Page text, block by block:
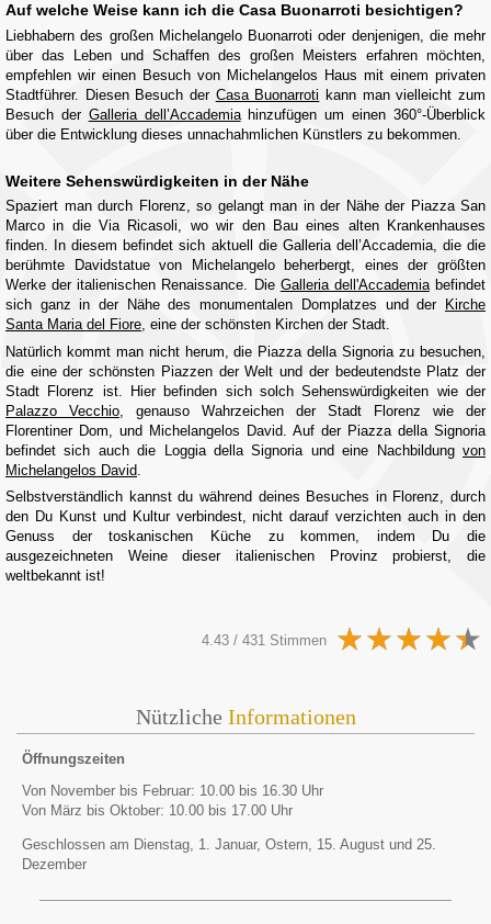
Auf welche Weise kann ich die Casa Buonarroti besichtigen?
Liebhabern des großen Michelangelo Buonarroti oder denjenigen, die mehr
über das Leben und Schaffen des großen Meisters erfahren möchten,
empfehlen wir einen Besuch von Michelangelos Haus mit einem privaten
Stadtführer. Diesen Besuch der Casa Buonarroti kann man vielleicht zum
Besuch der Galleria dell’Accademiahinzufügen um einen 360°-Überblick
über die Entwicklung dieses unnachahmlichen Künstlers zu bekommen.
Weitere Sehenswürdigkeiten in der Nähe
Spaziert man durch Florenz, so gelangt man in der Nähe der Piazza San
Marco in die Via Ricasoli, wo wir den Bau eines alten Krankenhauses
finden. In diesem befindet sich aktuell die Galleria dell’Accademia, die die
berühmte Davidstatue von Michelangelo beherbergt, eines der größten
Werke der italienischen Renaissance. Die Galleria dell'Accademiabefindet
sich ganz in der Nähe des monumentalen Domplatzes und der Kirche
Santa Maria del Fiore, eine der schönsten Kirchen der Stadt.
Natürlich kommt man nicht herum, die Piazza della Signoria zu besuchen,
die eine der schönsten Piazzen der Welt und der bedeutendste Platz der
Stadt Florenz ist. Hier befinden sich solch Sehenswürdigkeiten wie der
Palazzo Vecchio , genauso Wahrzeichen der Stadt Florenz wie der
Florentiner Dom, und Michelangelos David. Auf der Piazza della Signoria
befindet sich auch die Loggia della Signoria und eine Nachbildung von
Michelangelos David
Selbstverständlich kannst du während deines Besuches in Florenz, durch
den Du Kunst und Kultur verbindest, nicht darauf verzichten auch in den
Genuss der toskanischen Küche zu kommen, indem Du die
ausgezeichneten Weine dieser italienischen Provinz probierst, die
weltbekannt ist!
4.43 / 431 Stimmen
Nützliche Informationen
Öffnungszeiten
Von November bis Februar: 10.00 bis 16.30 Uhr
Von März bis Oktober: 10.00 bis 17.00 Uhr
Geschlossen am Dienstag, 1. Januar, Ostern, 15. August und 25.
Dezember